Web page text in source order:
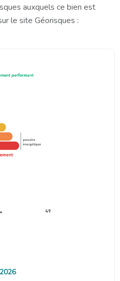
auxquels ce bien est
le site Géorisques :
49